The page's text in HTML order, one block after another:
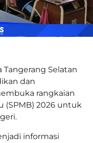
Selatan
dan
rangkaian
(SPMB) 2026 untuk
informasi